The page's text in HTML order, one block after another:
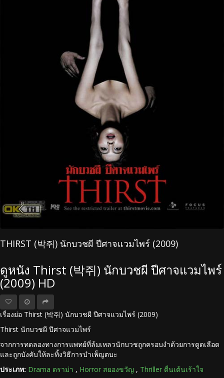
THIRST (박쥐) นักบวชผี ปีศาจแวมไพร์ (2009)
ดูหนัง Thirst (박쥐) นักบวชผี ปีศาจแวมไพร์
(2009) HD
เรื่องย่อ Thirst (박쥐) นักบวชผี ปีศาจแวมไพร์ (2009)
Thirst นักบวชผี ปีศาจแวมไพร์
จากการทดลองทางการแพทย์ที่ล้มเหลวนักบวชถูกครอบงำด้วยการดูดเลือด
และถูกบังคับให้ละทิ้งวิธีการบำเพ็ญตบะ
ประเภท: Drama ดราม่า , Horror สยองขวัญ , Thriller ตื่นเต้นเร้าใจ